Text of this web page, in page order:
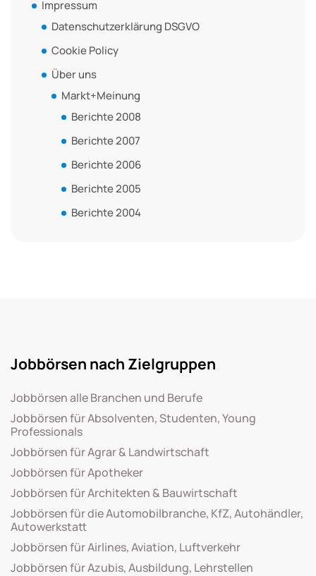
Impressum
Datenschutzerklärung DSGVO
Cookie Policy
Über uns
Markt+Meinung
Berichte 2008
Berichte 2007
Berichte 2006
Berichte 2005
Berichte 2004
Jobbörsen nach Zielgruppen
Jobbörsen alle Branchen und Berufe
Jobbörsen für Absolventen, Studenten, Young
Professionals
Jobbörsen für Agrar & Landwirtschaft
Jobbörsen für Apotheker
Jobbörsen für Architekten & Bauwirtschaft
Jobbörsen für die Automobilbranche, KfZ, Autohändler,
Autowerkstatt
Jobbörsen für Airlines, Aviation, Luftverkehr
Jobbörsen für Azubis, Ausbildung, Lehrstellen